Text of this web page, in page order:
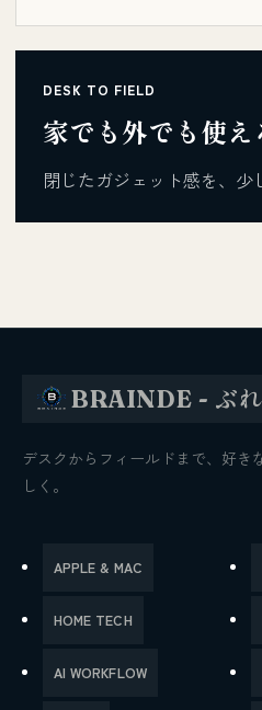
DESK TO FIELD
家でも外でも使え
閉じたガジェット感を、少
BRAINDE - ぶ
デスクからフィールドまで、好き
しく。
APPLE & MAC
HOME TECH
AI WORKFLOW